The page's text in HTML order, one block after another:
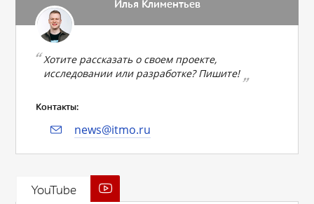
Илья Климентьев
Хотите рассказать о своем проекте,
исследовании или разработке? Пишите!
Контакты:
news@itmo.ru
YouTube